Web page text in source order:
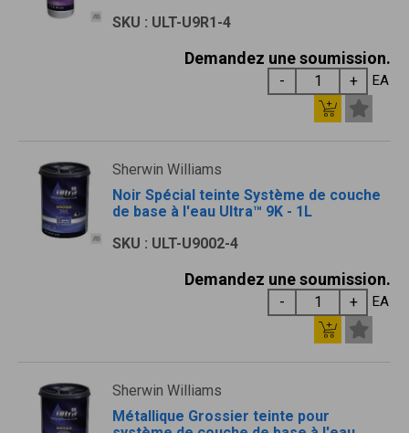
SKU : ULT-U9R1-4
Demandez une soumission.
EA
Sherwin Williams
Noir Spécial teinte Système de couche
de base à l'eau Ultra™ 9K - 1L
SKU : ULT-U9002-4
Demandez une soumission.
EA
Sherwin Williams
Métallique Grossier teinte pour